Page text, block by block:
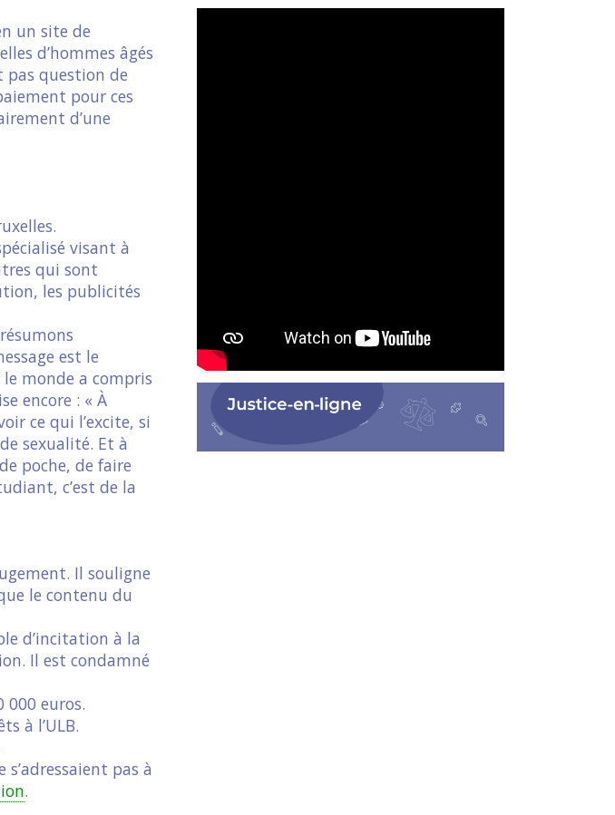
un site de
d’hommes âgés
pas question de
pour ces
d’une
visant à
qui sont
les publicités
est le
le monde a compris
encore : « À
ce qui l’excite, si
sexualité. Et à
poche, de faire
c’est de la
Il souligne
le contenu du
d’incitation à la
Il est condamné
000 euros.
à l’ULB.
s’adressaient pas à
.